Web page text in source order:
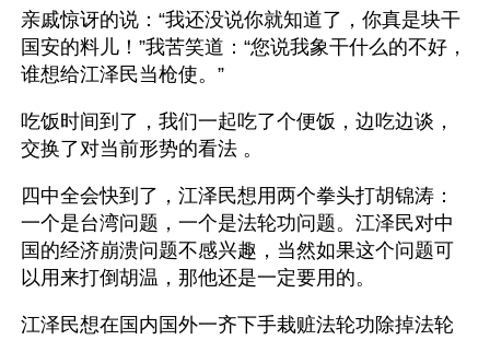
亲戚惊讶的说：“我还没说你就知道了，你真是块干
国安的料儿！”我苦笑道：“您说我象干什么的不好，
谁想给江泽民当枪使。”
吃饭时间到了，我们一起吃了个便饭，边吃边谈，
交换了对当前形势的看法 。
四中全会快到了，江泽民想用两个拳头打胡锦涛：
一个是台湾问题，一个是法轮功问题。江泽民对中
国的经济崩溃问题不感兴趣，当然如果这个问题可
以用来打倒胡温，那他还是一定要用的。
江泽民想在国内国外一齐下手栽赃法轮功除掉法轮